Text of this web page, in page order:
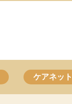
ケアネッ